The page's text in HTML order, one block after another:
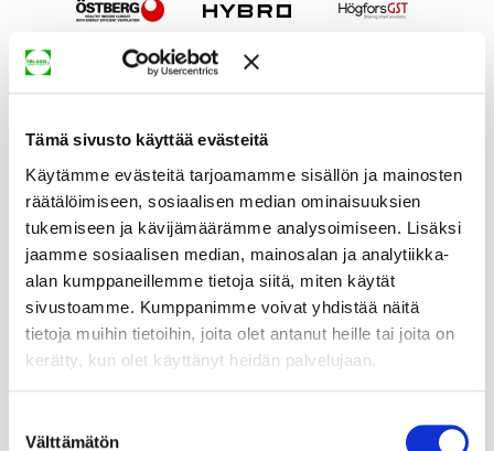
Tämä sivusto käyttää evästeitä
Käytämme evästeitä tarjoamamme sisällön ja mainosten
räätälöimiseen, sosiaalisen median ominaisuuksien
tukemiseen ja kävijämäärämme analysoimiseen. Lisäksi
jaamme sosiaalisen median, mainosalan ja analytiikka-
alan kumppaneillemme tietoja siitä, miten käytät
sivustoamme. Kumppanimme voivat yhdistää näitä
tietoja muihin tietoihin, joita olet antanut heille tai joita on
kerätty, kun olet käyttänyt heidän palvelujaan.
valinta
Välttämätön